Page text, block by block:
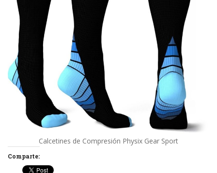
Calcetines de Compresión Physix Gear Sport
Comparte: